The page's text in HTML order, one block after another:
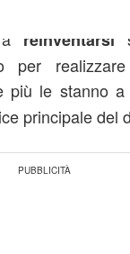
reinventarsi
per
le stanno a
principale del